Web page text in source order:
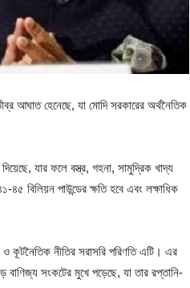
আঘাত হেনেছে, যা মোদি সরকারের অর্থনৈতিক
যার ফলে বস্ত্র, গহনা, সামুদ্রিক খাদ্য
৪৫ বিলিয়ন পাউন্ডের ক্ষতি হবে এবং লক্ষাধিক
কূটনৈতিক নীতির সরাসরি পরিণতি এটি। এর
সংকটের মুখে পড়েছে, যা তার রপ্তানি-